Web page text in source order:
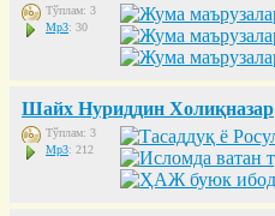
Тўплам: 3
Mp3: 30
Шайх Нуриддин Холиқназар
Тўплам: 3
Mp3: 212